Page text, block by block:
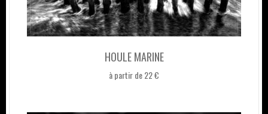
HOULE MARINE
à partir de 22 €